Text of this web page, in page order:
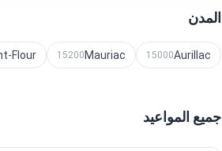
المدن
Aurillac
15000
Mauriac
15200
Flour
جميع المواعيد